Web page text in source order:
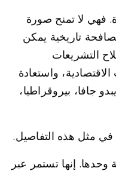
فهي لا تمنح صورة
تاريخية يمكن
التشريعات
واستعادة
جافا، بيروقراطيا،
في مثل هذه التفاصيل.
وحدها. إنها تستمر عبر